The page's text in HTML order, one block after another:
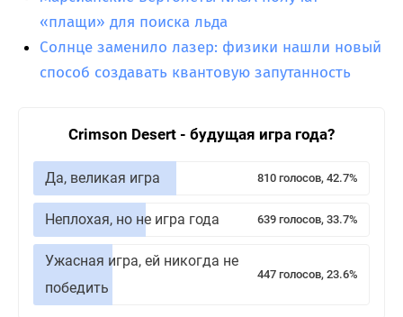
«плащи» для поиска льда
Солнце заменило лазер: физики нашли новый
способ создавать квантовую запутанность
Crimson Desert - будущая игра года?
Да, великая игра 810 голосов, 42.7%
Неплохая, но не игра года 639 голосов, 33.7%
Ужасная игра, ей никогда не
победить
447 голосов, 23.6%